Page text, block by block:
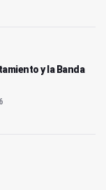
y la Banda